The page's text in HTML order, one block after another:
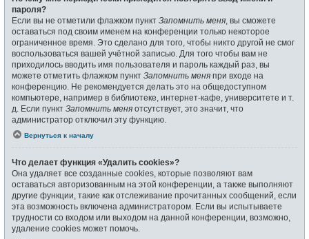
пароля?
Если вы не отметили флажком пункт Запомнить меня , вы сможете
оставаться под своим именем на конференции только некоторое
ограниченное время. Это сделано для того, чтобы никто другой не смог
воспользоваться вашей учётной записью. Для того чтобы вам не
приходилось вводить имя пользователя и пароль каждый раз, вы
можете отметить флажком пункт Запомнить меня при входе на
конференцию. Не рекомендуется делать это на общедоступном
компьютере, например в библиотеке, интернет-кафе, университете и т.
д. Если пункт Запомнить меня отсутствует, это значит, что
администратор отключил эту функцию.
Вернуться к началу
Что делает функция «Удалить cookies»?
Она удаляет все созданные cookies, которые позволяют вам
оставаться авторизованным на этой конференции, а также выполняют
другие функции, такие как отслеживание прочитанных сообщений, если
эта возможность включена администратором. Если вы испытываете
трудности со входом или выходом на данной конференции, возможно,
удаление cookies может помочь.